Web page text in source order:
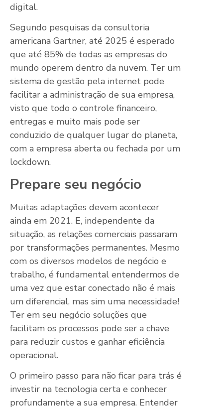
digital.
Segundo pesquisas da consultoria
americana Gartner, até 2025 é esperado
que até 85% de todas as empresas do
mundo operem dentro da nuvem. Ter um
sistema de gestão pela internet pode
facilitar a administração de sua empresa,
visto que todo o controle financeiro,
entregas e muito mais pode ser
conduzido de qualquer lugar do planeta,
com a empresa aberta ou fechada por um
lockdown.
Prepare seu negócio
Muitas adaptações devem acontecer
ainda em 2021. E, independente da
situação, as relações comerciais passaram
por transformações permanentes. Mesmo
com os diversos modelos de negócio e
trabalho, é fundamental entendermos de
uma vez que estar conectado não é mais
um diferencial, mas sim uma necessidade!
Ter em seu negócio soluções que
facilitam os processos pode ser a chave
para reduzir custos e ganhar eficiência
operacional.
O primeiro passo para não ficar para trás é
investir na tecnologia certa e conhecer
profundamente a sua empresa. Entender